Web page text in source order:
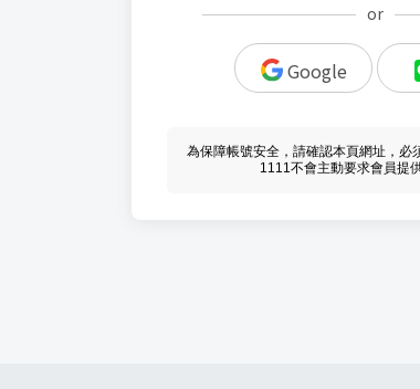
or
Google
為保障帳號安全，請確認本頁網址，必
1111不會主動要求會員提